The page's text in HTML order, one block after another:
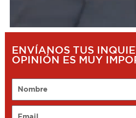
ENVÍANOS TUS
OPINIÓN ES MUY